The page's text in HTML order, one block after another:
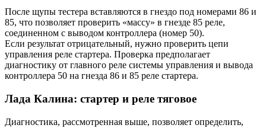
После щупы тестера вставляются в гнездо под номерами 86 и
85, что позволяет проверить «массу» в гнезде 85 реле,
соединенном с выводом контроллера (номер 50).
Если результат отрицательный, нужно проверить цепи
управления реле стартера. Проверка предполагает
диагностику от главного реле системы управления и вывода
контроллера 50 на гнезда 86 и 85 реле стартера.
Лада Калина: стартер и реле тяговое
Диагностика, рассмотренная выше, позволяет определить,